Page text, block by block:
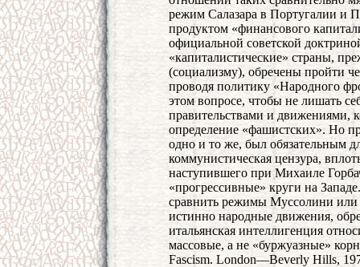
режим Салазара в Португалии и
продуктом «финансового
официальной советской
«капиталистические» страны,
(социализму), обречены пройти
проводя политику «Народного
этом вопросе, чтобы не лишать
правительствами и движениями,
определение «фашистских». Но
одно и то же, был обязательным
коммунистическая цензура,
наступившего при Михаиле
«прогрессивные» круги на
сравнить режимы Муссолини или
истинно народные движения,
итальянская интеллигенция
массовые, а не «буржуазные»
Fascism. London—Beverly Hills,